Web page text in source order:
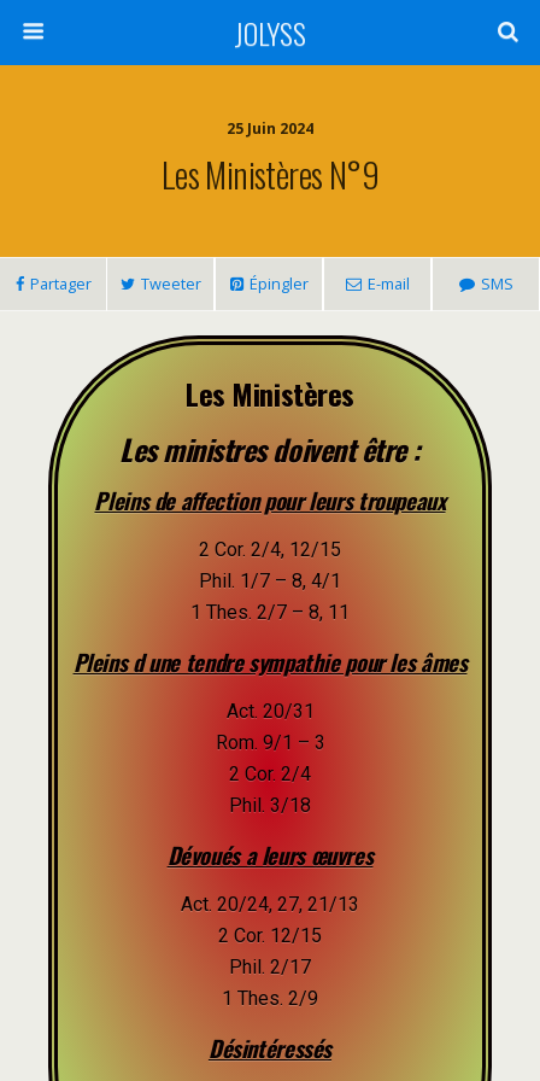
JOLYSS
25 Juin 2024
Les Ministères N°9
Partager Tweeter Épingler E-mail SMS
Les Ministères
Les ministres doivent être :
Pleins de affection pour leurs troupeaux
2 Cor. 2/4, 12/15
Phil. 1/7 – 8, 4/1
1 Thes. 2/7 – 8, 11
Pleins d une tendre sympathie pour les âmes
Act. 20/31
Rom. 9/1 – 3
2 Cor. 2/4
Phil. 3/18
Dévoués a leurs œuvres
Act. 20/24, 27, 21/13
2 Cor. 12/15
Phil. 2/17
1 Thes. 2/9
Désintéressés